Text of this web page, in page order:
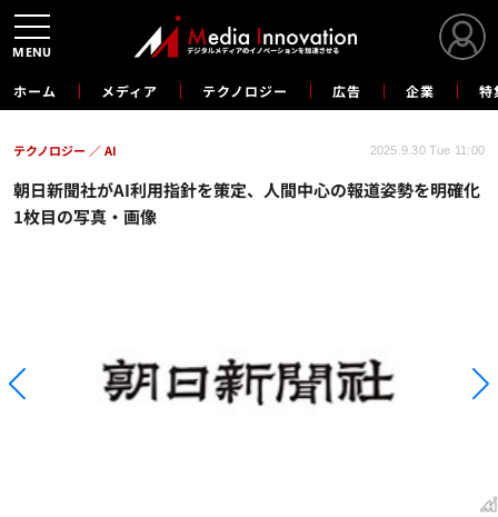
ホーム メディア テクノロジー 広告 企業 特
朝日新聞社がAI利用指針を策定、人間中心の報道姿勢を明確化
1枚目の写真・画像
テクノロジー AI 2025.9.30 Tue 11:00
MENU